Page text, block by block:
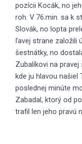
pozícii Kocák, no
roh. V 76.min. sa k
Slovák, no lopta
ľavej strane založili
šestnátky, no
Zubalíkovi na
kde ju hlavou našiel
poslednej minúte
Zabadal, ktorý od
trafil len jeho pravú